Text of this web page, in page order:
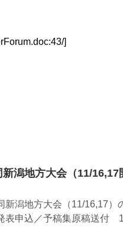
]
潟地方大会（11/
新潟地方大会（11/16,17）
表申込／予稿集原稿送付